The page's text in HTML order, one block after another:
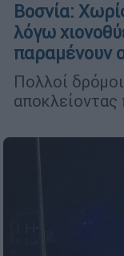
Βοσνία:
λόγω
παραμένουν
Πολλοί
αποκλείοντας